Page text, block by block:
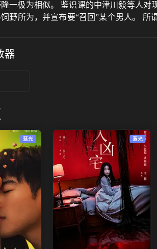
一极为相似。 鉴识课的中津川毅等人
野所为，并宣布要“召回”某个男人。
器
蓝光 蓝光